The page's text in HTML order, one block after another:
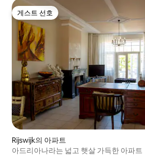
게스트 선호
게스트 선호
Rijswijk의 아파트
아드리아나라는 넓고 햇살 가득한 아파트